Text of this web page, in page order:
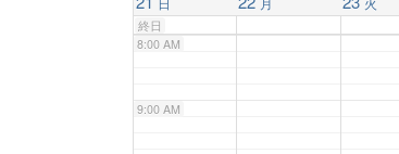
終日
8:00 AM
9:00 AM